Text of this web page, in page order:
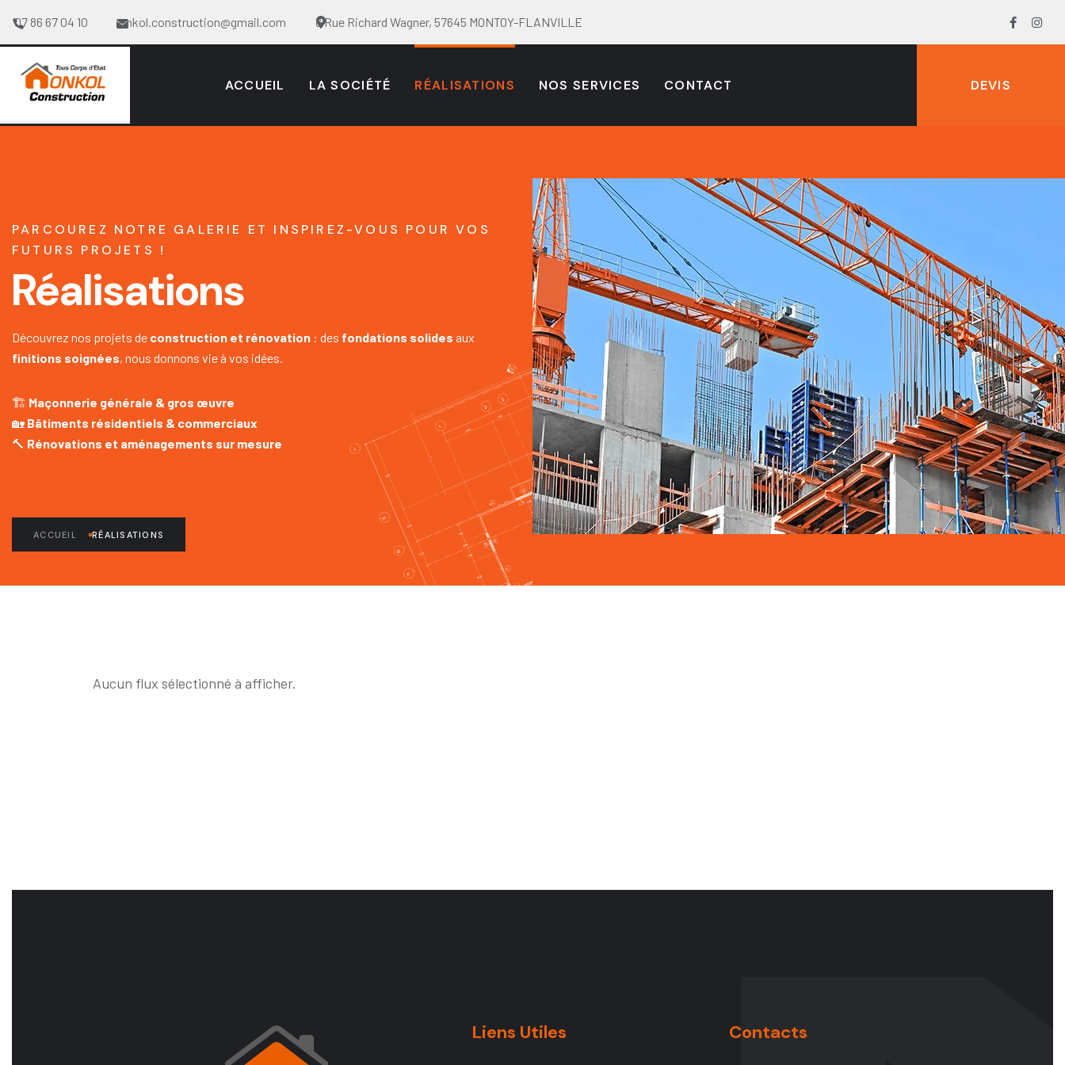
07 86 67 04 10 onkol.construction@gmail.com 8 Rue Richard Wagner, 57645 MONTOY-FLANVILLE
ACCUEIL LA SOCIÉTÉ RÉALISATIONS NOS SERVICES CONTACT DEVIS
PARCOUREZ NOTRE GALERIE ET INSPIREZ-VOUS POUR VOS
FUTURS PROJETS !
Réalisations
Découvrez nos projets de construction et rénovation : des fondations solides aux
finitions soignées, nous donnons vie à vos idées.
🏗️ Maçonnerie générale & gros œuvre
🏡 Bâtiments résidentiels & commerciaux
🔨 Rénovations et aménagements sur mesure
ACCUEIL RÉALISATIONS
Aucun flux sélectionné à afficher.
Liens Utiles Contacts